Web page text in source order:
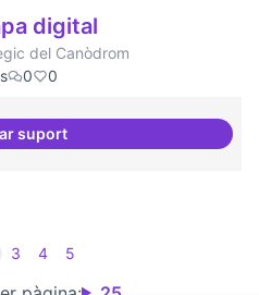
digital
del Canòdrom
0 0
suport
Drets Humans i capa digital
3 4 5